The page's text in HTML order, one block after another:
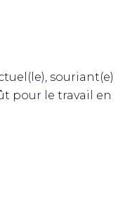
souriant(e)
pour le travail en